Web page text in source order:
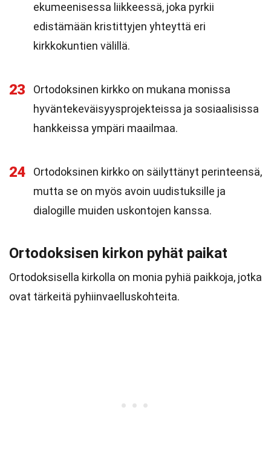
ekumeenisessa liikkeessä, joka pyrkii
edistämään kristittyjen yhteyttä eri
kirkkokuntien välillä.
23
Ortodoksinen kirkko on mukana monissa
hyväntekeväisyysprojekteissa ja sosiaalisissa
hankkeissa ympäri maailmaa.
24
Ortodoksinen kirkko on säilyttänyt perinteensä,
mutta se on myös avoin uudistuksille ja
dialogille muiden uskontojen kanssa.
Ortodoksisen kirkon pyhät paikat
Ortodoksisella kirkolla on monia pyhiä paikkoja, jotka
ovat tärkeitä pyhiinvaelluskohteita.